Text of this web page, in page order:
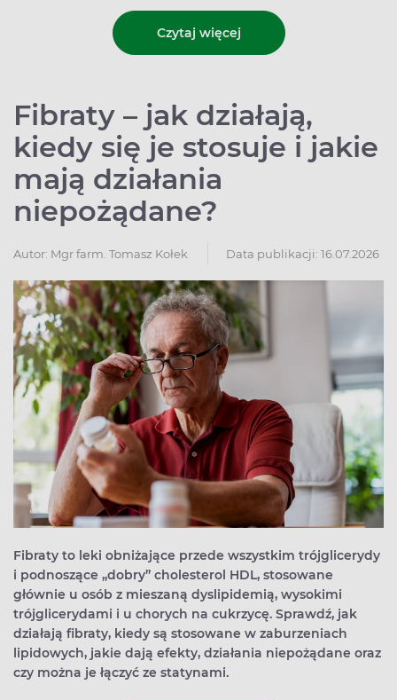
Czytaj więcej
Fibraty – jak działają,
kiedy się je stosuje i jakie
mają działania
niepożądane?
Autor: Mgr farm. Tomasz Kołek Data publikacji: 16.07.2026
Fibraty to leki obniżające przede wszystkim trójglicerydy
i podnoszące „dobry” cholesterol HDL, stosowane
głównie u osób z mieszaną dyslipidemią, wysokimi
trójglicerydami i u chorych na cukrzycę. Sprawdź, jak
działają fibraty, kiedy są stosowane w zaburzeniach
lipidowych, jakie dają efekty, działania niepożądane oraz
czy można je łączyć ze statynami.